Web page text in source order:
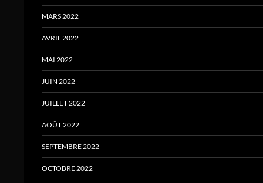
MARS 2022
AVRIL 2022
MAI 2022
JUIN 2022
JUILLET 2022
AOÛT 2022
SEPTEMBRE 2022
OCTOBRE 2022